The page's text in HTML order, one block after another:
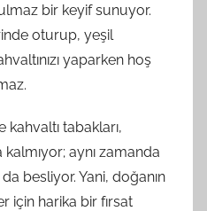
bir keyif sunuyor.
oturup, yeşil
yaparken hoş
tabakları,
aynı zamanda
besliyor. Yani, doğanın
için harika bir fırsat